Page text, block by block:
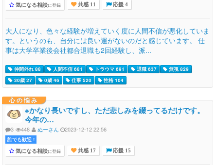
気になる相談に登録 共感 11 応援 4
大人になり、色々な経験が増えていく度に人間不信が悪化していま
す。というのも、自分には良い運がないのだと感じています。 仕
事は大学卒業後会社都合退職も2回経験し、派...
仲間外れ 88 人間不信 681 トラウマ 691 退職 637
無視 829
30歳 27
0歳 46 仕事 520 性格 104
心の悩み
※かなり長いですし、ただ悲しみを綴ってるだけです。
今年の…
3 448 ぬーさん 2023-12-12 22:56
誰でも歓迎 !
気になる相談に登録 共感 17 応援 15